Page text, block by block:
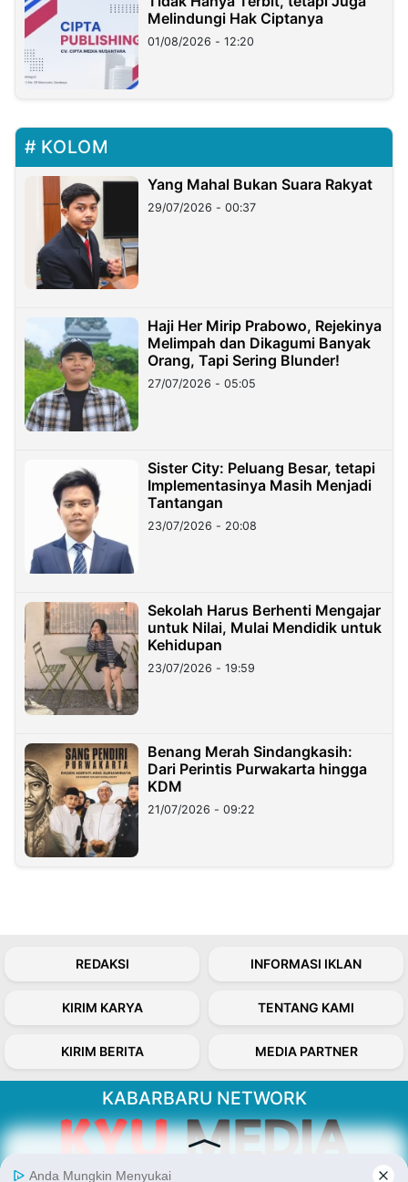
Melindungi Hak Ciptanya
01/08/2026 - 12:20
KOLOM
Yang Mahal Bukan Suara Rakyat
29/07/2026 - 00:37
Haji Her Mirip Prabowo, Rejekinya
Melimpah dan Dikagumi Banyak
Orang, Tapi Sering Blunder!
27/07/2026 - 05:05
Sister City: Peluang Besar, tetapi
Implementasinya Masih Menjadi
Tantangan
23/07/2026 - 20:08
Sekolah Harus Berhenti Mengajar
untuk Nilai, Mulai Mendidik untuk
Kehidupan
23/07/2026 - 19:59
Benang Merah Sindangkasih:
Dari Perintis Purwakarta hingga
KDM
21/07/2026 - 09:22
REDAKSI INFORMASI IKLAN
KIRIM KARYA TENTANG KAMI
KIRIM BERITA MEDIA PARTNER
KABARBARU NETWORK